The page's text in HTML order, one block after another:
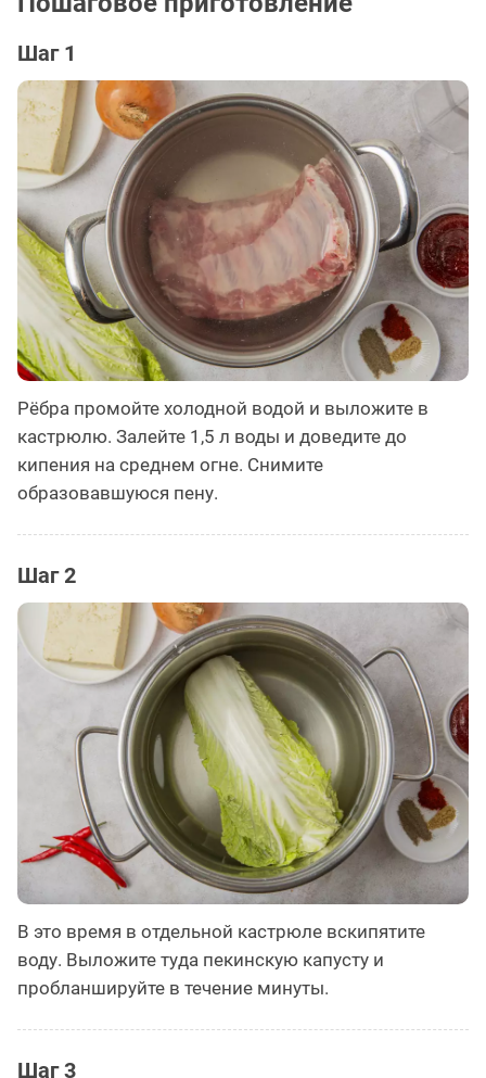
Шаг 1
Рёбра промойте холодной водой и выложите в
кастрюлю. Залейте 1,5 л воды и доведите до
кипения на среднем огне. Снимите
образовавшуюся пену.
Шаг 2
В это время в отдельной кастрюле вскипятите
воду. Выложите туда пекинскую капусту и
пробланшируйте в течение минуты.
Шаг 3